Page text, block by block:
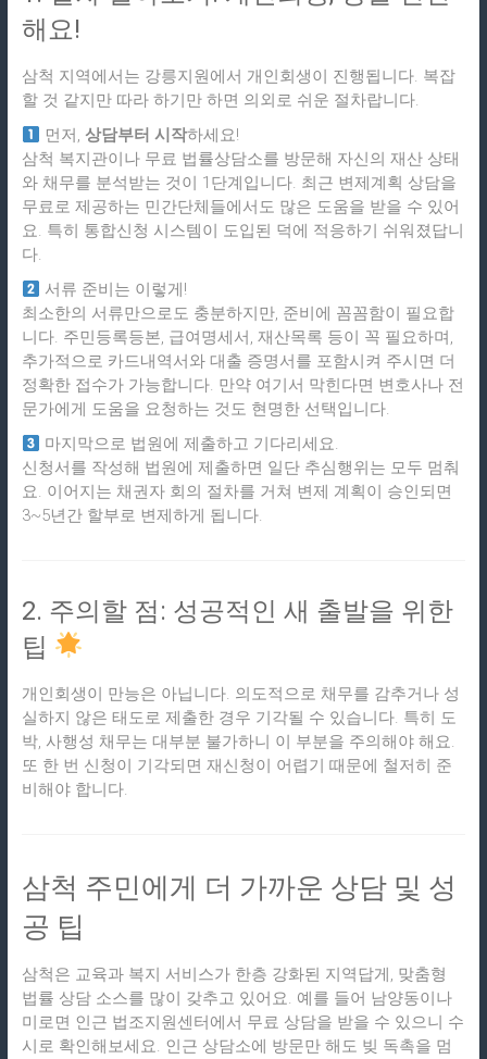
해요!
삼척 지역에서는 강릉지원에서 개인회생이 진행됩니다. 복잡
할 것 같지만 따라 하기만 하면 의외로 쉬운 절차랍니다.
먼저, 상담부터 시작하세요!
삼척 복지관이나 무료 법률상담소를 방문해 자신의 재산 상태
와 채무를 분석받는 것이 1단계입니다. 최근 변제계획 상담을
무료로 제공하는 민간단체들에서도 많은 도움을 받을 수 있어
요. 특히 통합신청 시스템이 도입된 덕에 적응하기 쉬워졌답니
다.
서류 준비는 이렇게!
최소한의 서류만으로도 충분하지만, 준비에 꼼꼼함이 필요합
니다. 주민등록등본, 급여명세서, 재산목록 등이 꼭 필요하며,
추가적으로 카드내역서와 대출 증명서를 포함시켜 주시면 더
정확한 접수가 가능합니다. 만약 여기서 막힌다면 변호사나 전
문가에게 도움을 요청하는 것도 현명한 선택입니다.
마지막으로 법원에 제출하고 기다리세요.
신청서를 작성해 법원에 제출하면 일단 추심행위는 모두 멈춰
요. 이어지는 채권자 회의 절차를 거쳐 변제 계획이 승인되면
3~5년간 할부로 변제하게 됩니다.
2. 주의할 점: 성공적인 새 출발을 위한
팁
개인회생이 만능은 아닙니다. 의도적으로 채무를 감추거나 성
실하지 않은 태도로 제출한 경우 기각될 수 있습니다. 특히 도
박, 사행성 채무는 대부분 불가하니 이 부분을 주의해야 해요.
또 한 번 신청이 기각되면 재신청이 어렵기 때문에 철저히 준
비해야 합니다.
삼척 주민에게 더 가까운 상담 및 성
공 팁
삼척은 교육과 복지 서비스가 한층 강화된 지역답게, 맞춤형
법률 상담 소스를 많이 갖추고 있어요. 예를 들어 남양동이나
미로면 인근 법조지원센터에서 무료 상담을 받을 수 있으니 수
시로 확인해보세요. 인근 상담소에 방문만 해도 빚 독촉을 멈